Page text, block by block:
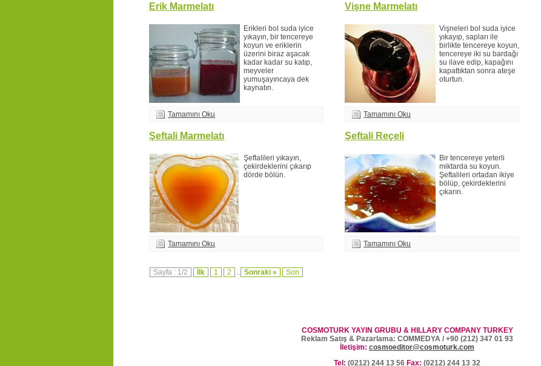
Erik Marmelatı
Erikleri bol suda iyice
yıkayın, bir tencereye
koyun ve eriklerin
üzerini biraz aşacak
kadar kadar su katıp,
meyveler
yumuşayıncaya dek
kaynatın.
Tamamını Oku
Vişne Marmelatı
Vişneleri bol suda iyice
yıkayıp, sapları ile
birlikte tencereye koyun,
tencereye iki su bardağı
su ilave edip, kapağını
kapattıktan sonra ateşe
oturtun.
Tamamını Oku
Şeftali Marmelatı
Şeftalileri yıkayın,
çekirdeklerini çıkarıp
dörde bölün.
Tamamını Oku
Şeftali Reçeli
Bir tencereye yeterli
miktarda su koyun.
Şeftalileri ortadan ikiye
bölüp, çekirdeklerini
çıkarın.
Tamamını Oku
Sayfa : 1/2 İlk 1 2 .. Sonraki » Son
COSMOTURK YAYIN GRUBU & HILLARY COMPANY TURKEY
Reklam Satış & Pazarlama: COMMEDYA / +90 (212) 347 01 93
İletişim: cosmoeditor@cosmoturk.com
Tel: (0212) 244 13 56 Fax: (0212) 244 13 32